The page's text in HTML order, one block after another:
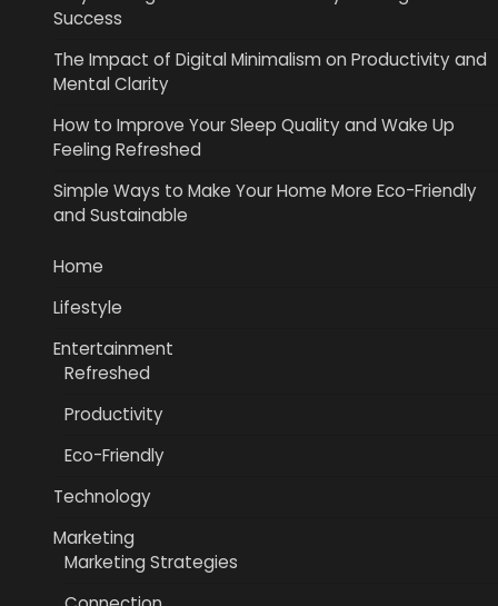
Success
The Impact of Digital Minimalism on Productivity and
Mental Clarity
How to Improve Your Sleep Quality and Wake Up
Feeling Refreshed
Simple Ways to Make Your Home More Eco-Friendly
and Sustainable
Home
Lifestyle
Entertainment
Refreshed
Productivity
Eco-Friendly
Technology
Marketing
Marketing Strategies